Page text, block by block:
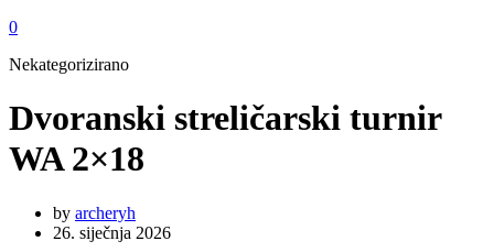
0
Nekategorizirano
Dvoranski streličarski turnir
WA 2×18
by archeryh
26. siječnja 2026